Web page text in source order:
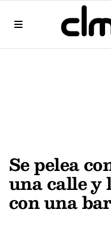
Se pelea
una calle y
con una